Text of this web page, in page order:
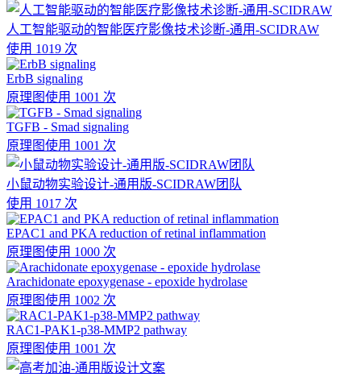
人工智能驱动的智能医疗影像技术诊断-通用-SCIDRAW
使用 1019 次
ErbB signaling
原理图使用 1001 次
TGFB - Smad signaling
原理图使用 1001 次
小鼠动物实验设计-通用版-SCIDRAW团队
使用 1017 次
EPAC1 and PKA reduction of retinal inflammation
原理图使用 1000 次
Arachidonate epoxygenase - epoxide hydrolase
原理图使用 1002 次
RAC1-PAK1-p38-MMP2 pathway
原理图使用 1001 次